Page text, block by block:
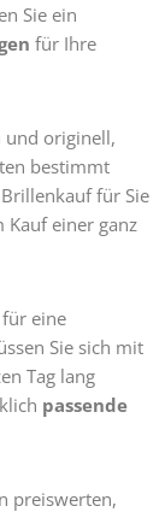
Sie ein
für Ihre
und originell,
bestimmt
für Sie
Kauf einer ganz
eine
Sie sich mit
Tag lang
passende
preiswerten,